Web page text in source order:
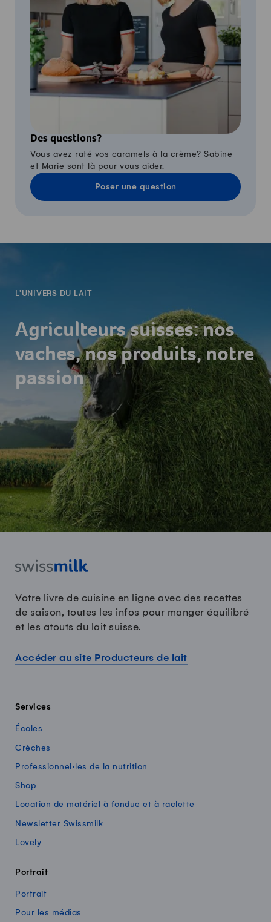
Des questions?
Vous avez raté vos caramels à la crème? Sabine
et Marie sont là pour vous aider.
Poser une question
L'UNIVERS DU LAIT
Agriculteurs suisses: nos
vaches, nos produits, notre
passion
Votre livre de cuisine en ligne avec des recettes
de saison, toutes les infos pour manger équilibré
et les atouts du lait suisse.
Accéder au site Producteurs de lait
Services
Écoles
Crèches
Professionnel·les de la nutrition
Shop
Location de matériel à fondue et à raclette
Newsletter Swissmilk
Lovely
Portrait
Portrait
Pour les médias